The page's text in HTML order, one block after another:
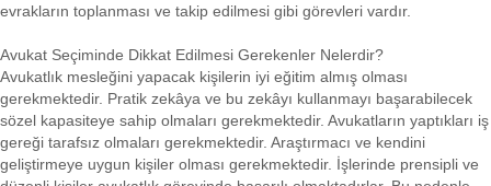
evrakların toplanması ve takip edilmesi gibi görevleri vardır.
Avukat Seçiminde Dikkat Edilmesi Gerekenler Nelerdir?
Avukatlık mesleğini yapacak kişilerin iyi eğitim almış olması
gerekmektedir. Pratik zekâya ve bu zekâyı kullanmayı başarabilecek
sözel kapasiteye sahip olmaları gerekmektedir. Avukatların yaptıkları iş
gereği tarafsız olmaları gerekmektedir. Araştırmacı ve kendini
geliştirmeye uygun kişiler olması gerekmektedir. İşlerinde prensipli ve